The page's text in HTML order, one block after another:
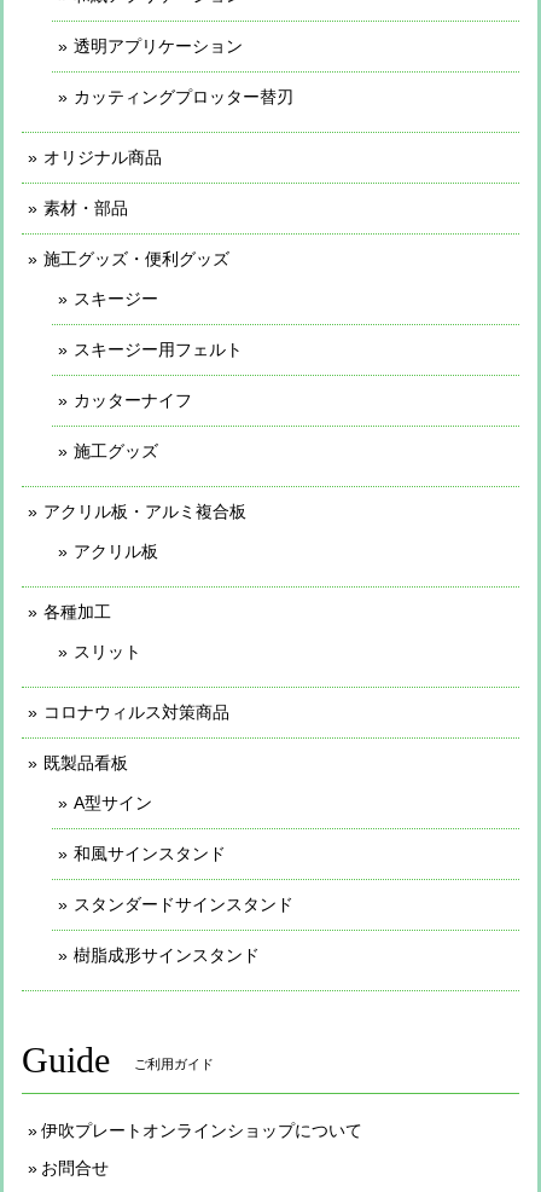
透明アプリケーション
カッティングプロッター替刃
オリジナル商品
素材・部品
施工グッズ・便利グッズ
スキージー
スキージー用フェルト
カッターナイフ
施工グッズ
アクリル板・アルミ複合板
アクリル板
各種加工
スリット
コロナウィルス対策商品
既製品看板
A型サイン
和風サインスタンド
スタンダードサインスタンド
樹脂成形サインスタンド
Guide ご利用ガイド
伊吹プレートオンラインショップについて
お問合せ